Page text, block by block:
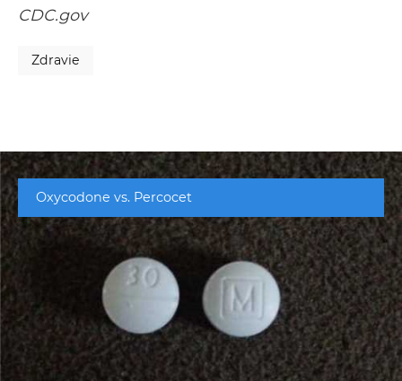
CDC.gov
Zdravie
Oxycodone vs. Percocet